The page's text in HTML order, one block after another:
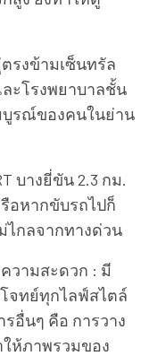
รงข้ามเซ็นทรัล
ะโรงพยาบาลชั้น
รณ์ของคนในย่าน
บางยี่ขัน 2.3 กม.
อหากขับรถไปก็
ไกลจากทางด่วน
ามสะดวก : มี
จทย์ทุกไลฟ์สไตล์
อื่นๆ คือ การวาง
ห้ภาพรวมของ